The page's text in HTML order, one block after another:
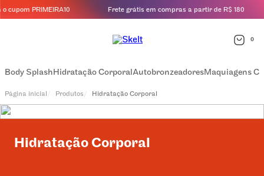
PRIMEIRA10 Frete grátis em compras a partir de R$ 180
0
Body SplashHidratação CorporalAutobronzeadoresMaquiagens
Produtos Hidratação Corporal
Hidratação Corporal